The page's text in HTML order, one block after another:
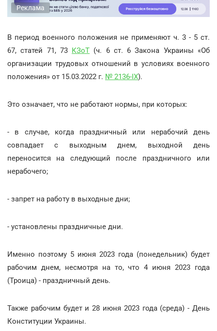
Реклама
В период военного положения не применяют ч. 3 - 5 ст.
67, статей 71, 73 КЗоТ (ч. 6 ст. 6 Закона Украины «Об
организации трудовых отношений в условиях военного
положения» от 15.03.2022 г. № 2136-IX).
Это означает, что не работают нормы, при которых:
- в случае, когда праздничный или нерабочий день
совпадает с выходным днем, выходной день
переносится на следующий после праздничного или
нерабочего;
- запрет на работу в выходные дни;
- установлены праздничные дни.
Именно поэтому 5 июня 2023 года (понедельник) будет
рабочим днем, несмотря на то, что 4 июня 2023 года
(Троица) - праздничный день.
Также рабочим будет и 28 июня 2023 года (среда) - День
Конституции Украины.